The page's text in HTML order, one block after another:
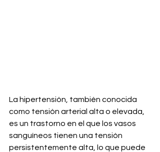
La hipertensión, también conocida
como tensión arterial alta o elevada,
es un trastorno en el que los vasos
sanguíneos tienen una tensión
persistentemente alta, lo que puede